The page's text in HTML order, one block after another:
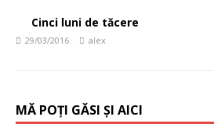
Cinci luni de tăcere
29/03/2016 alex
MĂ POȚI GĂSI ȘI AICI